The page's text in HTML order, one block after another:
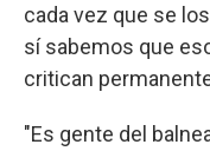
cada vez que se
sí sabemos que
critican
"Es gente del